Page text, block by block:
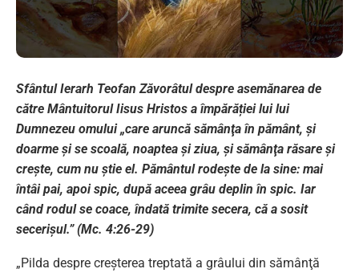
Sfântul Ierarh Teofan Zăvorâtul despre asemănarea de
către Mântuitorul Iisus Hristos a împărăției lui lui
Dumnezeu omului „care aruncă sămânţa în pământ, și
doarme şi se scoală, noaptea şi ziua, şi sămânţa răsare şi
creşte, cum nu ştie el. Pământul rodeşte de la sine: mai
întâi pai, apoi spic, după aceea grâu deplin în spic. Iar
când rodul se coace, îndată trimite secera, că a sosit
secerişul.” (Mc. 4:26-29)
„Pilda despre creşterea treptată a grâului din sămânţă